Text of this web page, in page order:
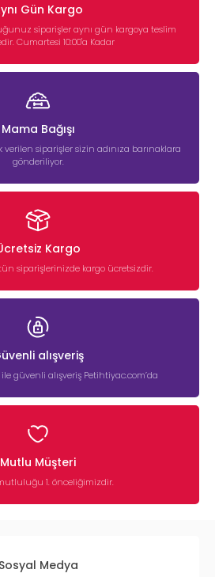
Gün Kargo
siparişler aynı gün kargoya teslim
Cumartesi 10:00'a Kadar
Mama Bağışı
verilen siparişler sizin adınıza barınaklara
gönderiliyor.
Kargo
siparişlerinizde kargo ücretsizdir.
alışveriş
ile güvenli alışveriş Petihtiyac.com’da
Mutlu Müşteri
1. önceliğimizdir.
Sosyal Medya